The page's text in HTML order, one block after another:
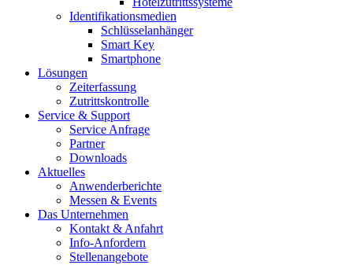
Identifikations­medien
Schlüsselanhänger
Smart Key
Smartphone
Lösungen
Zeiterfassung
Zutrittskontrolle
Service & Support
Service Anfrage
Partner
Downloads
Aktuelles
Anwenderberichte
Messen & Events
Das Unternehmen
Kontakt & Anfahrt
Info-Anfordern
Stellenangebote